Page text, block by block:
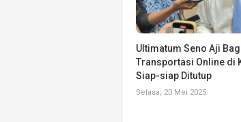
Ultimatum Seno Aji
Transportasi Online di
Siap-siap Ditutup
Selasa, 20 Mei 2025